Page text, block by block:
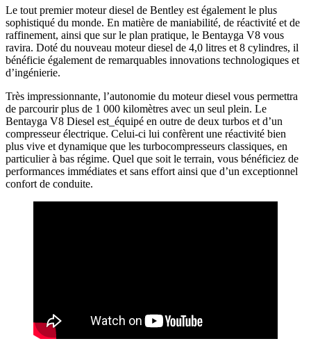
Le tout premier moteur diesel de Bentley est également le plus
sophistiqué du monde. En matière de maniabilité, de réactivité et de
raffinement, ainsi que sur le plan pratique, le Bentayga V8 vous
ravira. Doté du nouveau moteur diesel de 4,0 litres et 8 cylindres, il
bénéficie également de remarquables innovations technologiques et
d’ingénierie.
Très impressionnante, l’autonomie du moteur diesel vous permettra
de parcourir plus de 1 000 kilomètres avec un seul plein. Le
Bentayga V8 Diesel est_équipé en outre de deux turbos et d’un
compresseur électrique. Celui-ci lui confèrent une réactivité bien
plus vive et dynamique que les turbocompresseurs classiques, en
particulier à bas régime. Quel que soit le terrain, vous bénéficiez de
performances immédiates et sans effort ainsi que d’un exceptionnel
confort de conduite.